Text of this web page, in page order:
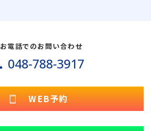
お電話でのお問い合わせ
048-788-3917
WEB予約